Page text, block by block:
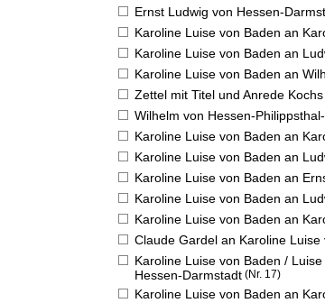
Ernst Ludwig von Hessen-
Karoline Luise von Baden an
Karoline Luise von Baden an
Karoline Luise von Baden an
Zettel mit Titel und Anrede
Wilhelm von Hessen-
Karoline Luise von Baden an
Karoline Luise von Baden an
Karoline Luise von Baden an
Karoline Luise von Baden an
Karoline Luise von Baden an
Claude Gardel an Karoline Luise
Karoline Luise von Baden /
Hessen-Darmstadt (Nr. 17)
Karoline Luise von Baden an